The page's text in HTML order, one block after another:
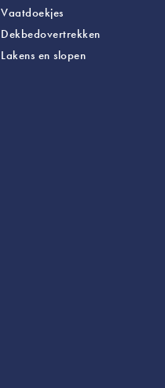
Vaatdoekjes
Dekbedovertrekken
Lakens en slopen